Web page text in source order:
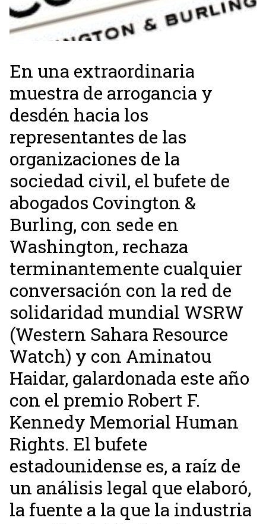
En una extraordinaria
muestra de arrogancia y
desdén hacia los
representantes de las
organizaciones de la
sociedad civil, el bufete de
abogados Covington &
Burling, con sede en
Washington, rechaza
terminantemente cualquier
conversación con la red de
solidaridad mundial WSRW
(Western Sahara Resource
Watch) y con Aminatou
Haidar, galardonada este año
con el premio Robert F.
Kennedy Memorial Human
Rights. El bufete
estadounidense es, a raíz de
un análisis legal que elaboró,
la fuente a la que la industria